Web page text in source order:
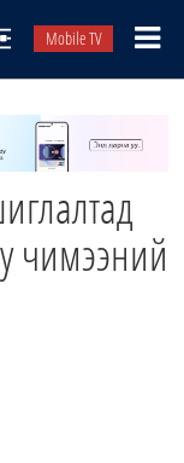
Mobile TV
чимээний